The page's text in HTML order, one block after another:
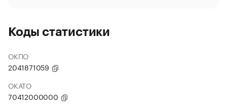
Коды статистики
ОКПО
2041871059
ОКАТО
70412000000